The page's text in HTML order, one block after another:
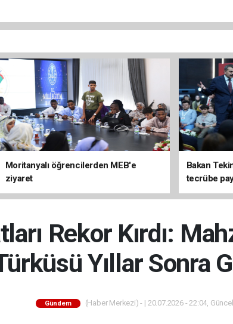
Moritanyalı öğrencilerden MEB'e
ziyaret
Bakan
tecrübe
Rekor Kırdı:
Yıllar Sonra
Gündem (Haber Merkezi) - | 20.07.2026 - 22:04,